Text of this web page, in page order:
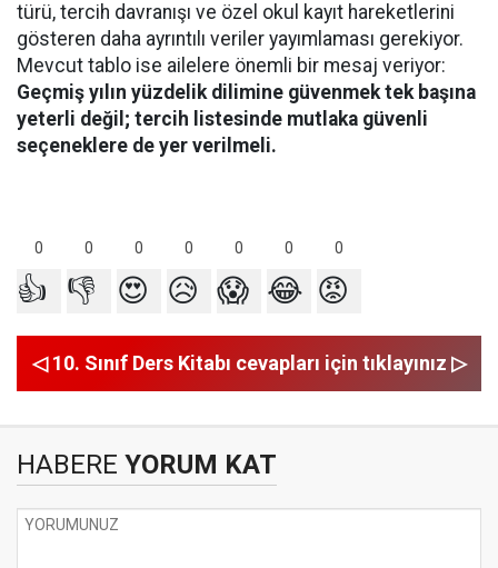
türü, tercih davranışı ve özel okul kayıt hareketlerini
gösteren daha ayrıntılı veriler yayımlaması gerekiyor.
Mevcut tablo ise ailelere önemli bir mesaj veriyor:
Geçmiş yılın yüzdelik dilimine güvenmek tek başına
yeterli değil; tercih listesinde mutlaka güvenli
seçeneklere de yer verilmeli.
0 0 0 0 0 0 0
👍 👎 😍 😥 😱 😂 😡
◁ 10. Sınıf Ders Kitabı cevapları için tıklayınız ▷
HABERE YORUM KAT